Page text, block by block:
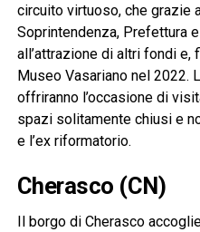
circuito virtuoso, che grazie
Soprintendenza, Prefettura
all’attrazione di altri fondi e,
Museo Vasariano nel 2022.
offriranno l’occasione di
spazi solitamente chiusi e
e l’ex riformatorio.
Cherasco (CN)
Il borgo di Cherasco